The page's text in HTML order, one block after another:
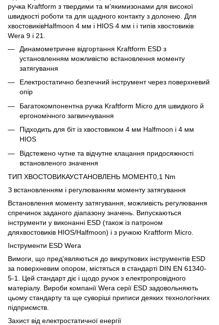
ручка Kraftform з твердими та м'якимизонами для високої
швидкості роботи та для щадного контакту з долонею. Для
хвостовиківHalfmoon 4 мм і HIOS 4 мм і і типів хвостовиків
Wera 9 і 21.
Динамометричне відгортання Kraftform ESD з
установленням можливістю встановлення моменту
затягування
Електростатично безпечний інструмент через поверхневий
опір
Багатокомпонентна ручка Kraftform Micro для швидкого й
ергономічного загвинчування
Підходить для біт із хвостовиком 4 мм Halfmoon і 4 мм
HIOS
Відстежено чутне та відчутне клацання придосяжності
встановленого значення
ТИП ХВОСТОВИКАУСТАНОВЛЕНЬ МОМЕНТ0,1 Nm
З встановленням і регулюванням моменту затягування
Встановлення моменту затягування, можливість регулювання
спречинок заданого діапазону значень. Випускаються
інструменти у виконанні ESD (також із патроном
дляхвостовиків HIOS/Halfmoon) і з ручкою Kraftform Micro.
Інструменти ESD Wera
Вимоги, що пред'являються до викруткових інструментів ESD
за поверхневим опором, містяться в стандарті DIN EN 61340-
5-1. Цей стандарт діє і щодо ручок з електропровідного
матеріалу. Вироби компанії Wera серії ESD задовольняють
цьому стандарту та ще суворіші приписи деяких технологічних
підприємств.
Захист від електростатичної енергії